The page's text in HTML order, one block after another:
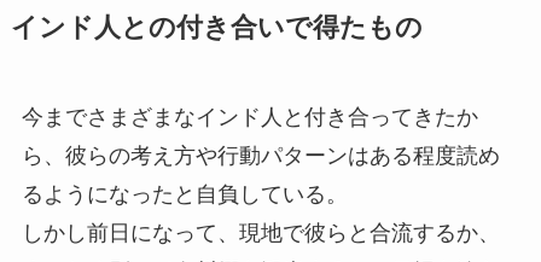
インド人との付き合いで得たもの
今までさまざまなインド人と付き合ってきたか
ら、彼らの考え方や行動パターンはある程度読め
るようになったと自負している。
しかし前日になって、現地で彼らと合流するか、